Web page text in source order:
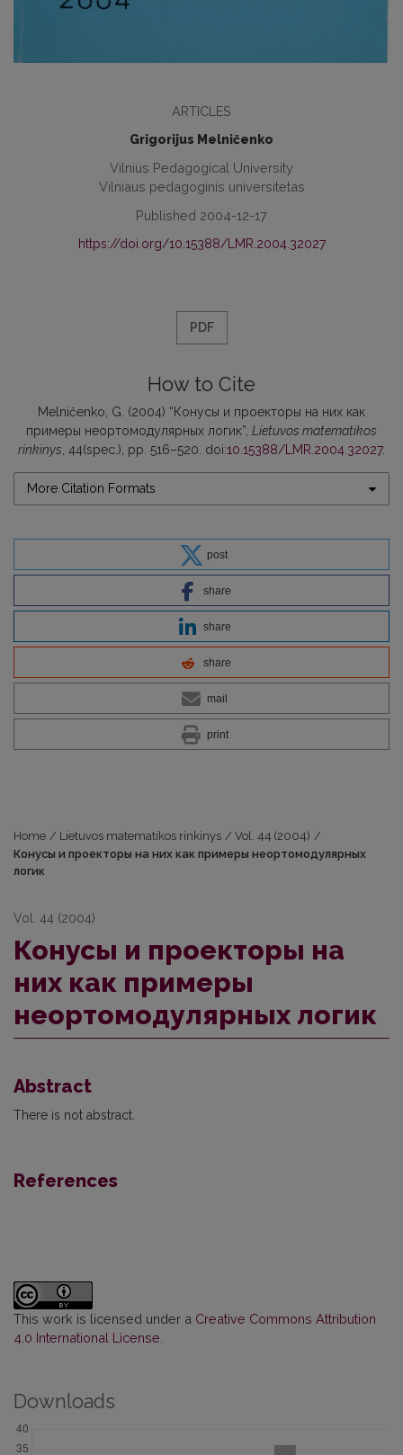
ARTICLES
Grigorijus Melničenko
Vilnius Pedagogical University
Vilniaus pedagoginis universitetas
Published 2004-12-17
https://doi.org/10.15388/LMR.2004.32027
PDF
How to Cite
Melničenko, G. (2004) “Конусы и проекторы на них как
примеры неортомодулярных логик”, Lietuvos matematikos
rinkinys, 44(spec.), pp. 516–520. doi:10.15388/LMR.2004.32027.
More Citation Formats
post
share
share
share
mail
print
Home / Lietuvos matematikos rinkinys / Vol. 44 (2004) /
Конусы и проекторы на них как примеры неортомодулярных
логик
Vol. 44 (2004)
Конусы и проекторы на
них как примеры
неортомодулярных логик
Abstract
There is not abstract.
References
This work is licensed under a Creative Commons Attribution
4.0 International License
Downloads